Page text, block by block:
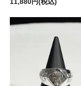
11,880円(税込)